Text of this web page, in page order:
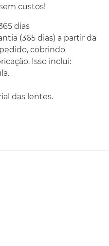
custos!
dias
(365 dias) a partir da
cobrindo
Isso inclui:
das lentes.